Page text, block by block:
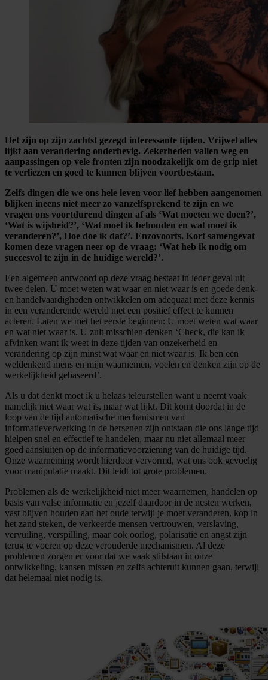
Het zijn op zijn zachtst gezegd interessante tijden. Vrijwel alles
lijkt aan verandering onderhevig. Zekerheden vallen weg en
aanpassingen op vele fronten zijn noodzakelijk om de grip niet
te verliezen en goed te kunnen blijven voortbestaan.
Zelfs dingen die we ons hele leven voor lief hebben aangenomen
blijken ineens niet meer zo vanzelfsprekend te zijn en we
vragen ons voortdurend dingen af als ‘Wat moeten we doen?’,
‘Wat is wijsheid?’, ‘Wat moet ik behouden en wat moet ik
veranderen?’, Hoe doe ik dat?’. Enzovoorts. Kort samengevat
komen deze vragen neer op de vraag: ‘Wat heb ik nodig om
succesvol te zijn in de huidige wereld?’.
Een algemeen antwoord op deze vraag bestaat in ieder geval uit
twee delen. U moet weten wat waar en niet waar is en goede denk-
en handelvaardigheden ontwikkelen om adequaat met deze kennis
in een veranderende wereld met een positief effect te kunnen
acteren. Laten we met het eerste beginnen: U moet weten wat waar
en wat niet waar is. U zult misschien denken ‘Check, die kan ik
afvinken want ik weet in deze tijden van onzekerheid en
verandering op zijn minst wat waar en niet waar is. Ik ben een
weldenkend mens en mijn waarnemen, voelen en denken zijn op de
werkelijkheid gebaseerd’.
Als u dat denkt moet ik u helaas teleurstellen want u neemt vaak
namelijk niet waar wat is, maar wat lijkt. Dit komt doordat in de
loop van de tijd automatische mechanismen van
informatieverwerking in de hersenen zijn ontstaan die ons lange tijd
hielpen snel en effectief te handelen, maar nu niet allemaal meer
goed aansluiten op de informatievoorziening van de huidige tijd.
Onze waarneming wordt hierdoor vervormd, wat ons ook gevoelig
voor manipulatie maakt. Dit leidt tot grote problemen.
Problemen als de werkelijkheid niet meer waarnemen, handelen op
basis van valse informatie en jezelf daardoor in de nesten werken,
vast blijven houden aan het oude terwijl je moet veranderen, kop in
het zand steken, de verkeerde mensen vertrouwen, verslaving,
vervuiling, verspilling, maar ook oorlog, polarisatie en angst zijn
terug te voeren op deze verouderde mechanismen. Al deze
problemen zorgen er voor dat we vaak stilstaan in onze
ontwikkeling, kansen missen en zelfs achteruit kunnen gaan, terwijl
dat helemaal niet nodig is.